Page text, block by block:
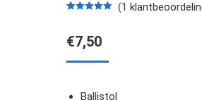
€7,50
gebaseerd
op
(1
Ballistol